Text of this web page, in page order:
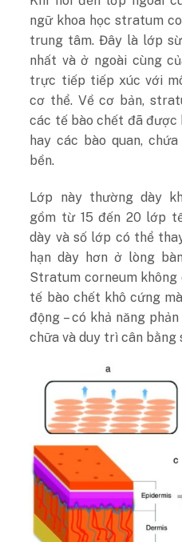
ngữ khoa học stratum
trung tâm. Đây là lớp
nhất và ở ngoài cùng
trực tiếp tiếp xúc với
cơ thể. Về cơ bản,
các tế bào chết đã được
hay các bào quan,
bền.
Lớp này thường dày
gồm từ 15 đến 20 lớp
dày và số lớp có thể
hạn dày hơn ở lòng
Stratum corneum
tế bào chết khô cứng
động – có khả năng
chữa và duy trì cân bằng